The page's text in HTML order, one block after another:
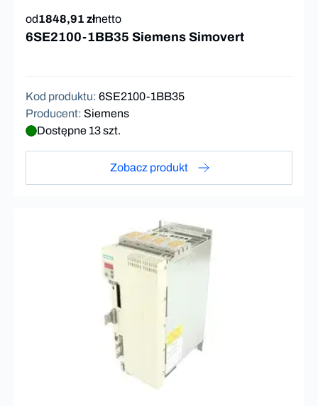
od1848,91 złnetto
6SE2100-1BB35 Siemens Simovert
Kod produktu: 6SE2100-1BB35
Producent: Siemens
Dostępne 13 szt.
Zobacz produkt